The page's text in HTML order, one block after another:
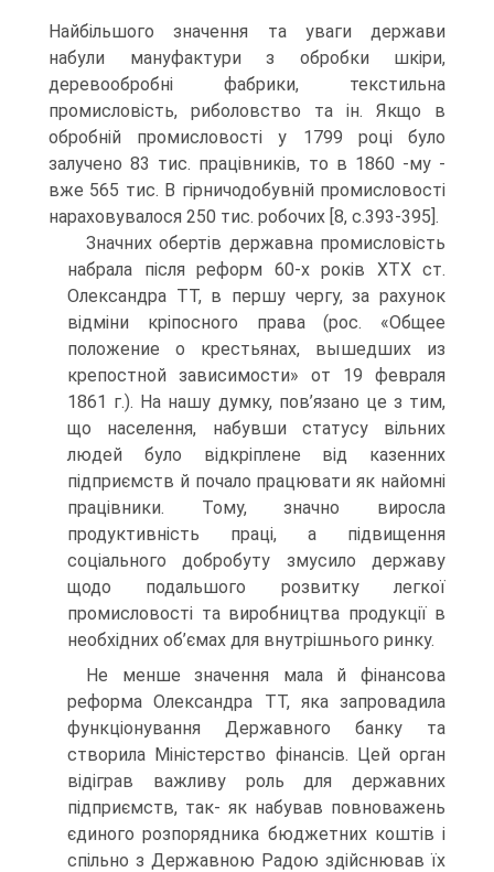
Найбільшого значення та уваги держави
набули мануфактури з обробки шкіри,
деревообробні фабрики, текстильна
промисловість, риболовство та ін. Якщо в
обробній промисловості у 1799 році було
залучено 83 тис. працівників, то в 1860 -му -
вже 565 тис. В гірничодобувній промисловості
нараховувалося 250 тис. робочих [8, с.393-395].
Значних обертів державна промисловість
набрала після реформ 60-х років XTX ст.
Олександра TT, в першу чергу, за рахунок
відміни кріпосного права (рос. «Общее
положение о крестьянах, вышедших из
крепостной зависимости» от 19 февраля
1861 г.). На нашу думку, пов’язано це з тим,
що населення, набувши статусу вільних
людей було відкріплене від казенних
підприємств й почало працювати як найомні
працівники. Тому, значно виросла
продуктивність праці, а підвищення
соціального добробуту змусило державу
щодо подальшого розвитку легкої
промисловості та виробництва продукції в
необхідних об’ємах для внутрішнього ринку.
Не менше значення мала й фінансова
реформа Олександра TT, яка запровадила
функціонування Державного банку та
створила Міністерство фінансів. Цей орган
відіграв важливу роль для державних
підприємств, так- як набував повноважень
єдиного розпорядника бюджетних коштів і
спільно з Державною Радою здійснював їх